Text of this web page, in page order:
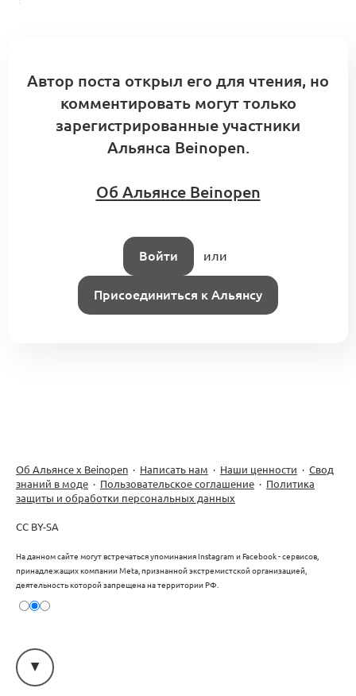
Автор поста открыл его для чтения, но
комментировать могут только
зарегистрированные участники
Альянса Beinopen.
Об Альянсе Beinopen
Войти или
Присоединиться к Альянсу
Об Альянсе х Beinopen · Написать нам · Наши ценности · Свод
знаний в моде · Пользовательское соглашение · Политика
защиты и обработки персональных данных
CC BY-SA
На данном сайте могут встречаться упоминания Instagram и Facebook - сервисов,
принадлежащих компании Meta, признанной экстремистской организацией,
деятельность которой запрещена на территории РФ.